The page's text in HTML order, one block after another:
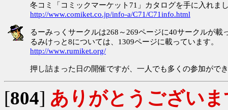
冬コミ「コミックマーケット71」カタログを手に入れま
http://www.comiket.co.jp/info-a/C71/C71info.html
るーみっくサークルは268～269ページに40サークルが載
るみけっと8については、1309ページに載っています。
http://www.rumiket.org/
押し詰まった日の開催ですが、一人でも多くの参加がで
[804] ありがとうござい